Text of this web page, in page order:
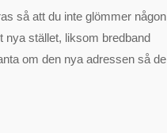
så att du inte glömmer någon
nya stället, liksom bredband
om den nya adressen så de